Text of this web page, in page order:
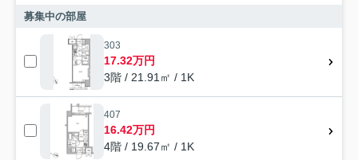
募集中の部屋
303
17.32万円
3階 / 21.91㎡ / 1K
407
16.42万円
4階 / 19.67㎡ / 1K